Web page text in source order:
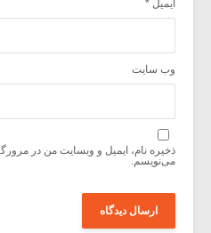
ایمیل *
وب‌ سایت
ذخیره نام، ایمیل و وبسایت من در
می‌نویسم.